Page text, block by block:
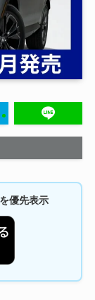
優先表示